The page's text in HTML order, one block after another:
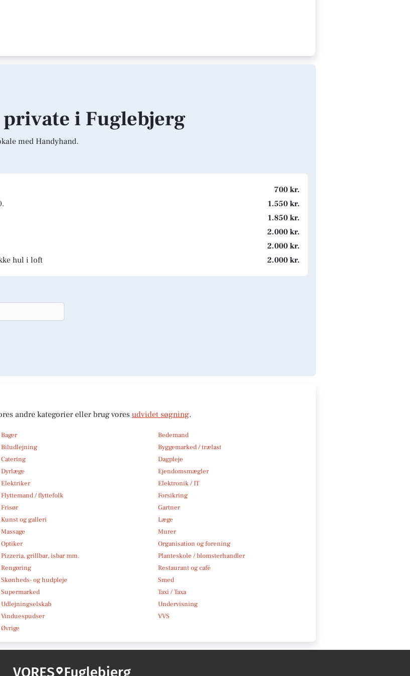
i Fuglebjerg
med Handyhand.
700 kr.
1.550 kr.
1.850 kr.
2.000 kr.
2.000 kr.
hul i loft
2.000 kr.
andre kategorier eller brug vores udvidet søgning.
Bager
Bedemand
Biludlejning
Byggemarked / trælast
Catering
Dagpleje
Dyrlæge
Ejendomsmægler
Elektriker
Elektronik / IT
Flyttemand / flyttefolk
Forsikring
Frisør
Gartner
Kunst og galleri
Læge
Massage
Murer
Optiker
Organisation og forening
Pizzeria, grillbar, isbar mm.
Planteskole / blomsterhandler
Rengøring
Restaurant og café
Skønheds- og hudpleje
Smed
Supermarked
Taxi / Taxa
Udlejningselskab
Undervisning
Vinduespudser
VVS
Øvrige
VORES Fuglebjerg